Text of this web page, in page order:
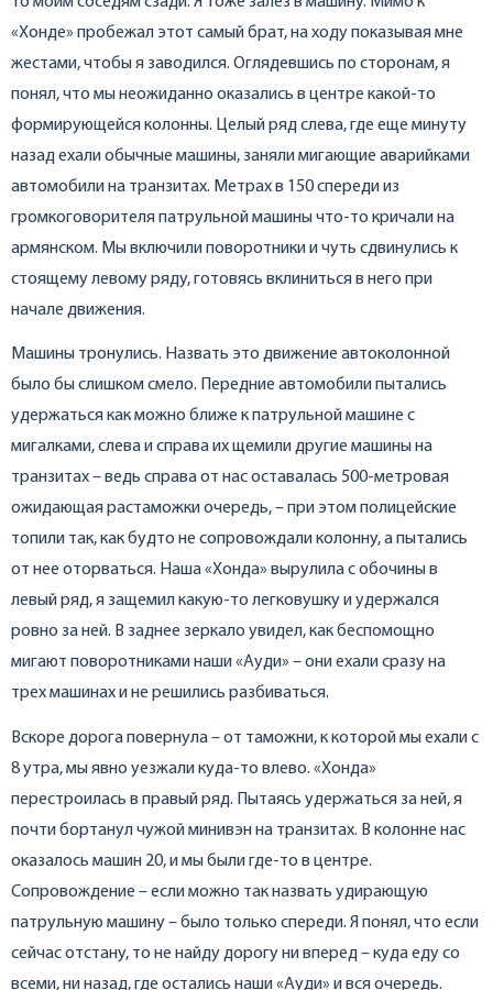
«Хонде» пробежал этот самый брат, на ходу показывая мне
жестами, чтобы я заводился. Оглядевшись по сторонам, я
понял, что мы неожиданно оказались в центре какой-то
формирующейся колонны. Целый ряд слева, где еще минуту
назад ехали обычные машины, заняли мигающие аварийками
автомобили на транзитах. Метрах в 150 спереди из
громкоговорителя патрульной машины что-то кричали на
армянском. Мы включили поворотники и чуть сдвинулись к
стоящему левому ряду, готовясь вклиниться в него при
начале движения.
Машины тронулись. Назвать это движение автоколонной
было бы слишком смело. Передние автомобили пытались
удержаться как можно ближе к патрульной машине с
мигалками, слева и справа их щемили другие машины на
транзитах – ведь справа от нас оставалась 500-метровая
ожидающая растаможки очередь, – при этом полицейские
топили так, как будто не сопровождали колонну, а пытались
от нее оторваться. Наша «Хонда» вырулила с обочины в
левый ряд, я защемил какую-то легковушку и удержался
ровно за ней. В заднее зеркало увидел, как беспомощно
мигают поворотниками наши «Ауди» – они ехали сразу на
трех машинах и не решились разбиваться.
Вскоре дорога повернула – от таможни, к которой мы ехали с
8 утра, мы явно уезжали куда-то влево. «Хонда»
перестроилась в правый ряд. Пытаясь удержаться за ней, я
почти бортанул чужой минивэн на транзитах. В колонне нас
оказалось машин 20, и мы были где-то в центре.
Сопровождение – если можно так назвать удирающую
патрульную машину – было только спереди. Я понял, что если
сейчас отстану, то не найду дорогу ни вперед – куда еду со
всеми, ни назад, где остались наши «Ауди» и вся очередь.